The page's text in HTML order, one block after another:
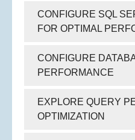
CONFIGURE SQL
FOR OPTIMAL
CONFIGURE
PERFORMANCE
EXPLORE QUERY
OPTIMIZATION